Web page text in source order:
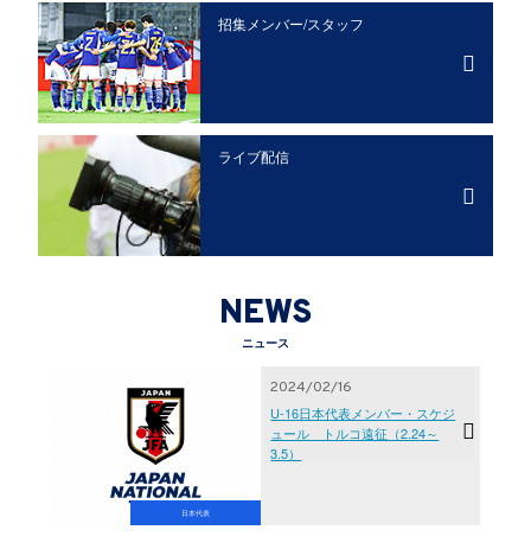
招集メンバー/スタッフ
ライブ配信
NEWS
ニュース
日本代表
2024/02/16
U-16日本代表メンバー・スケジ
ュール トルコ遠征（2.24～
3.5）